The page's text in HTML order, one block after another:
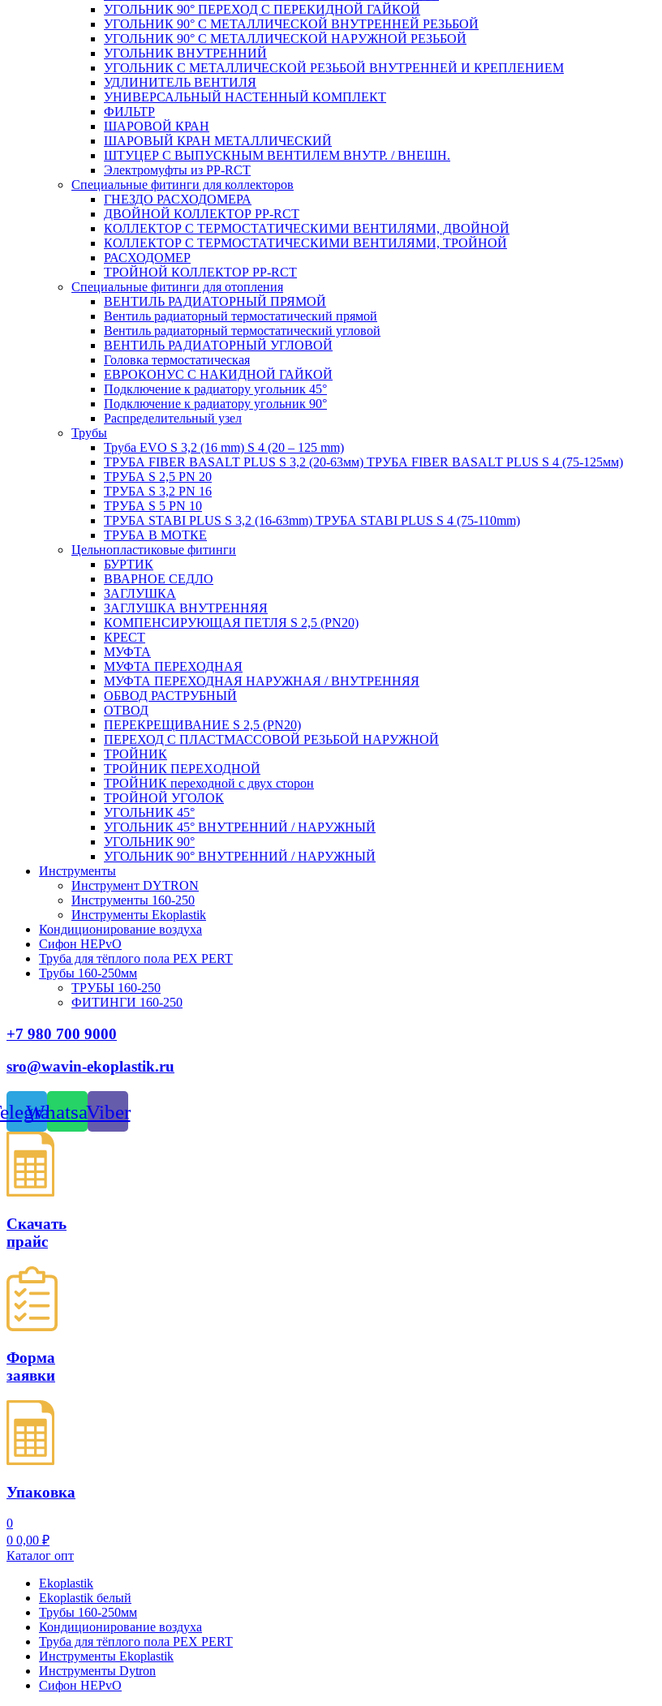
УГОЛЬНИК 90° ПЕРЕХОД С ПЕРЕКИДНОЙ ГАЙКОЙ
УГОЛЬНИК 90° С МЕТАЛЛИЧЕСКОЙ ВНУТРЕННEЙ РЕЗЬБОЙ
УГОЛЬНИК 90° С МЕТАЛЛИЧЕСКОЙ НАРУЖНОЙ РЕЗЬБОЙ
УГОЛЬНИК ВНУТРЕННИЙ
УГОЛЬНИК С МЕТАЛЛИЧЕСКОЙ РЕЗЬБОЙ ВНУТРЕННЕЙ И КРЕПЛЕНИЕМ
УДЛИНИТЕЛЬ ВЕНТИЛЯ
УНИВЕРСАЛЬНЫЙ НАСТЕННЫЙ КОМПЛЕКТ
ФИЛЬТР
ШАРОВОЙ КРАН
ШАРОВЫЙ КРАН МЕТАЛЛИЧЕСКИЙ
ШТУЦЕР С ВЫПУСКНЫМ ВЕНТИЛЕМ ВНУТР. / ВНЕШН.
Электромуфты из PP-RCT
Специальные фитинги для коллекторов
ГНЕЗДО РАСХОДОМЕРА
ДВОЙНОЙ КОЛЛЕКТОР PP-RCT
КОЛЛЕКТОР С ТЕРМОСТАТИЧЕСКИМИ ВЕНТИЛЯМИ, ДВОЙНОЙ
КОЛЛЕКТОР С ТЕРМОСТАТИЧЕСКИМИ ВЕНТИЛЯМИ, ТРОЙНОЙ
РАСХОДОМЕР
ТРОЙНОЙ КОЛЛЕКТОР PP-RCT
Специальные фитинги для отопления
ВЕНТИЛЬ РАДИАТОРНЫЙ ПРЯМОЙ
Вентиль радиаторный термостатический прямой
Вентиль радиаторный термостатический угловой
ВЕНТИЛЬ РАДИАТОРНЫЙ УГЛОВОЙ
Головка термостатическая
ЕВРОКОНУС С НАКИДНОЙ ГАЙКОЙ
Подключение к радиатору угольник 45°
Подключение к радиатору угольник 90°
Распределительный узел
Трубы
Труба EVO S 3,2 (16 mm) S 4 (20 – 125 mm)
ТРУБА FIBER BASALT PLUS S 3,2 (20-63мм) ТРУБА FIBER BASALT PLUS S 4 (75-125мм)
ТРУБА S 2,5 PN 20
ТРУБА S 3,2 PN 16
ТРУБА S 5 PN 10
ТРУБА STABI PLUS S 3,2 (16-63mm) ТРУБА STABI PLUS S 4 (75-110mm)
ТРУБА В МОТКЕ
Цельнопластиковые фитинги
БУРТИК
ВВАРНОЕ СЕДЛО
ЗАГЛУШКА
ЗАГЛУШКА ВНУТРЕННЯЯ
КОМПЕНСИРУЮЩАЯ ПЕТЛЯ S 2,5 (PN20)
КРЕСТ
МУФТА
МУФТА ПЕРЕХОДНАЯ
МУФТА ПЕРЕХОДНАЯ НАРУЖНАЯ / ВНУТРЕННЯЯ
ОБВОД РАСТРУБНЫЙ
ОТВОД
ПЕРЕКРЕЩИВАНИЕ S 2,5 (PN20)
ПЕРЕХОД С ПЛАСТМАССОВОЙ РЕЗЬБОЙ НАРУЖНОЙ
ТРОЙНИК
ТРОЙНИК ПЕРЕXОДНОЙ
ТРОЙНИК переходной с двух сторон
ТРОЙНОЙ УГОЛОК
УГОЛЬНИК 45°
УГОЛЬНИК 45° ВНУТРЕННИЙ / НАРУЖНЫЙ
УГОЛЬНИК 90°
УГОЛЬНИК 90° ВНУТРЕННИЙ / НАРУЖНЫЙ
Инструменты
Инструмент DYTRON
Инструменты 160-250
Инструменты Ekoplastik
Кондиционирование воздуха
Сифон HEPvO
Труба для тёплого пола PEX PERT
Трубы 160-250мм
ТРУБЫ 160-250
ФИТИНГИ 160-250
+7 980 700 9000
sro@wavin-ekoplastik.ru
WhatsappViber
Скачать
прайс
Форма
заявки
Упаковка
0
0 0,00 ₽
Каталог опт
Ekoplastik
Ekoplastik белый
Трубы 160-250мм
Кондиционирование воздуха
Труба для тёплого пола PEX PERT
Инструменты Ekoplastik
Инструменты Dytron
Сифон HEPvO